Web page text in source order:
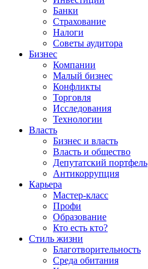
Банки
Страхование
Налоги
Советы аудитора
Бизнес
Компании
Малый бизнес
Конфликты
Торговля
Исследования
Технологии
Власть
Бизнес и власть
Власть и общество
Депутатский портфель
Антикоррупция
Карьера
Мастер-класс
Профи
Образование
Кто есть кто?
Стиль жизни
Благотворительность
Среда обитания